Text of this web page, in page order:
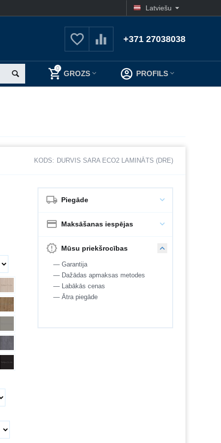
Latviešu
+371 27038038
PROFILS
0
GROZS
KODS: DURVIS SARA ECO2 LAMINĀTS (DRE)
Piegāde
Maksāšanas iespējas
Mūsu priekšrocības
— Garantija
— Dažādas apmaksas metodes
— Labākās cenas
— Ātra piegāde